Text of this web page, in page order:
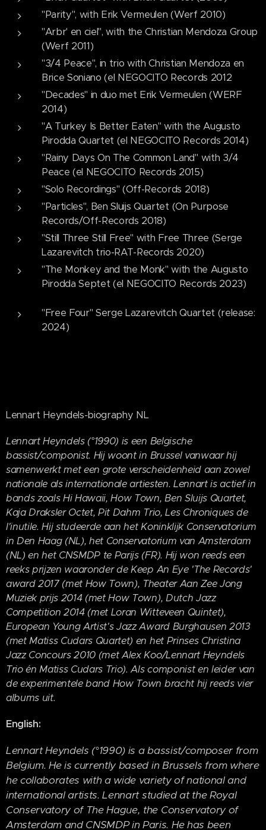
"Parity", with Erik Vermeulen (Werf 2010)
"Arbr' en ciel", with the Christian Mendoza Group
(Werf 2011)
"3/4 Peace", in trio with Christian Mendoza en
Brice Soniano (el NEGOCITO Records 2012
"Decades" in duo met Erik Vermeulen (WERF
2014)
"A Turkey Is Better Eaten" with the Augusto
Pirodda Quartet (el NEGOCITO Records 2014)
"Rainy Days On The Common Land" with 3/4
Peace (el NEGOCITO Records 2015)
"Solo Recordings" (Off-Records 2018)
"Particles", Ben Sluijs Quartet (On Purpose
Records/Off-Records 2018)
"Still Three Still Free" with Free Three (Serge
Lazarevitch trio-RAT-Records 2020)
"The Monkey and the Monk" with the Augusto
Pirodda Septet (el NEGOCITO Records 2023)
"Free Four" Serge Lazarevitch Quartet (release:
2024)
Lennart Heyndels-biography NL
Lennart Heyndels (°1990) is een Belgische
bassist/componist. Hij woont in Brussel vanwaar hij
samenwerkt met een grote verscheidenheid aan zowel
nationale als internationale artiesten. Lennart is actief in
bands zoals Hi Hawaii, How Town, Ben Sluijs Quartet,
Kaja Draksler Octet, Pit Dahm Trio, Les Chroniques de
l'inutile. Hij studeerde aan het Koninklijk Conservatorium
in Den Haag (NL), het Conservatorium van Amsterdam
(NL) en het CNSMDP te Parijs (FR). Hij won reeds een
reeks prijzen waaronder de Keep An Eye 'The Records'
award 2017 (met How Town), Theater Aan Zee Jong
Muziek prijs 2014 (met How Town), Dutch Jazz
Competition 2014 (met Loran Witteveen Quintet),
European Young Artist's Jazz Award Burghausen 2013
(met Matiss Cudars Quartet) en het Prinses Christina
Jazz Concours 2010 (met Alex Koo/Lennart Heyndels
Trio én Matiss Cudars Trio). Als componist en leider van
de experimentele band How Town bracht hij reeds vier
albums uit.
English:
Lennart Heyndels (°1990) is a bassist/composer from
Belgium. He is currently based in Brussels from where
he collaborates with a wide variety of national and
international artists. Lennart studied at the Royal
Conservatory of The Hague, the Conservatory of
Amsterdam and CNSMDP in Paris. He has been